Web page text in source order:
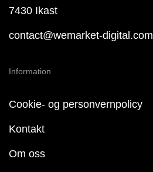
7430 Ikast
contact@wemarket-digital.com
Information
Cookie- og personvernpolicy
Kontakt
Om oss